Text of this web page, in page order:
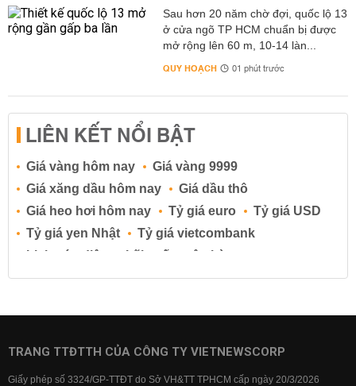
Sau hơn 20 năm chờ đợi, quốc lộ 13
ở cửa ngõ TP HCM chuẩn bị được
mở rộng lên 60 m, 10-14 làn...
QUY HOẠCH 01 phút trước
LIÊN KẾT NỔI BẬT
Giá vàng hôm nay
Giá vàng 9999
Giá xăng dầu hôm nay
Giá dầu thô
Giá heo hơi hôm nay
Tỷ giá euro
Tỷ giá USD
Tỷ giá yen Nhật
Tỷ giá vietcombank
Lịch cúp điện
Lãi suất ngân hàng
Lãi suất tiết kiệm
Lãi suất tiền gửi
Lãi suất ngân hàng BIDV
TRANG TTĐTTH CỦA CÔNG TY VIETNEWSCORP
Giấy phép số 3324/GP-TTĐT do Sở VH&TT TPHCM cấp ngày 20/3/2026